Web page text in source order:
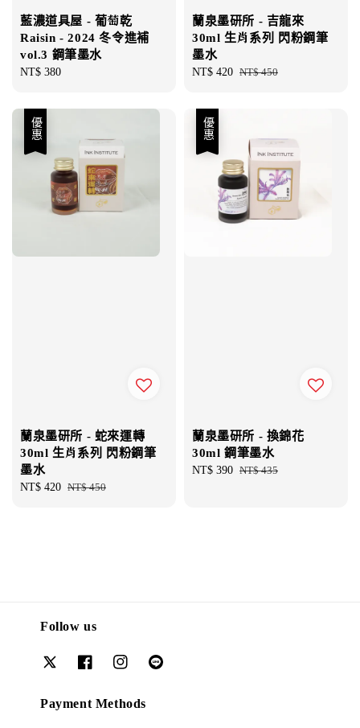
藍濃道具屋 - 葡萄乾
Raisin - 2024 冬令進補
vol.3 鋼筆墨水
Regular
NT$ 380
蘭泉墨研所 - 吉龍來
30ml 生肖系列 閃粉鋼筆
墨水
Sale
NT$ 420 Regular
NT$ 450
優惠
蘭泉墨研所 - 蛇來運轉
30ml 生肖系列 閃粉鋼筆
墨水
Sale
NT$ 420 Regular
NT$ 450
優惠
蘭泉墨研所 - 換錦花
30ml 鋼筆墨水
Sale
NT$ 390 Regular
NT$ 435
Follow us
Payment Methods